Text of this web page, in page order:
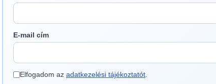
E-mail cím
Elfogadom az adatkezelési tájékoztatót